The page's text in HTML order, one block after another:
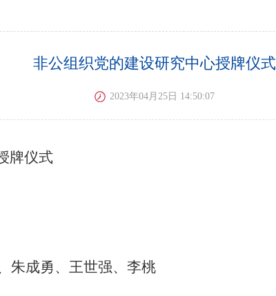
非公组织党的建设研究中心授牌仪式
2023年04月25日 14:50:07
牌仪式
朱成勇、王世强、李桃